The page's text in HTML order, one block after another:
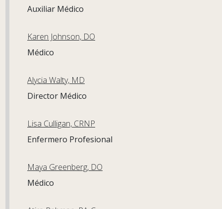
Auxiliar Médico
Karen Johnson, DO
Médico
Alycia Walty, MD
Director Médico
Lisa Culligan, CRNP
Enfermero Profesional
Maya Greenberg, DO
Médico